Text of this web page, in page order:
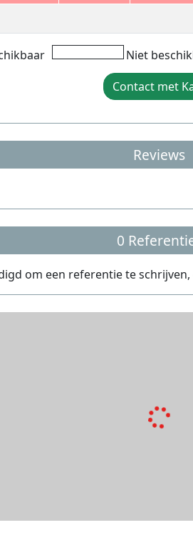
Niet
Contact met
Reviews
0
om een referentie te